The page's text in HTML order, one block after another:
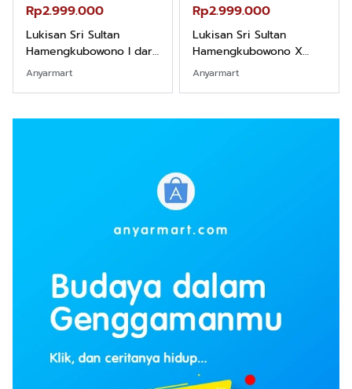
Rp2.999.000
Lukisan Sri Sultan
Hamengkubowono I dari
Kopi Karya Rudi Winarso
Anyarmart
Rp2.999.000
Lukisan Sri Sultan
Hamengkubowono X
dari Kopi Karya Rudi
Winarso
Anyarmart